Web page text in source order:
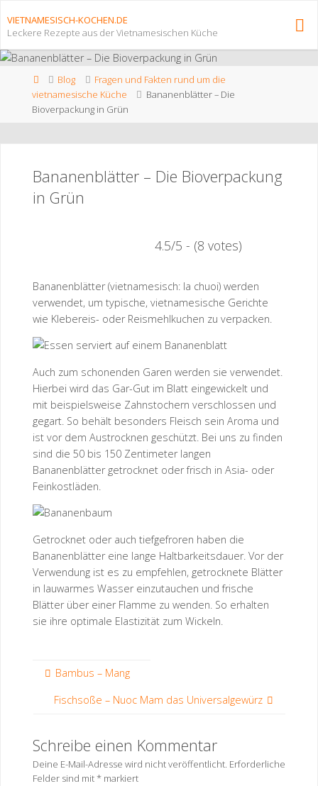
Inhalt
springen
VIETNAMESISCH-KOCHEN.DE
Leckere Rezepte aus der Vietnamesischen Küche
StartBlog
Fragen und Fakten rund um die
vietnamesische Küche
Bananenblätter – Die
Bioverpackung in Grün
Bananenblätter – Die Bioverpackung
in Grün
4.5/5 - (8 votes)
Bananenblätter (vietnamesisch: la chuoi) werden
verwendet, um typische, vietnamesische Gerichte
wie Klebereis- oder Reismehlkuchen zu verpacken.
Auch zum schonenden Garen werden sie verwendet.
Hierbei wird das Gar-Gut im Blatt eingewickelt und
mit beispielsweise Zahnstochern verschlossen und
gegart. So behält besonders Fleisch sein Aroma und
ist vor dem Austrocknen geschützt. Bei uns zu finden
sind die 50 bis 150 Zentimeter langen
Bananenblätter getrocknet oder frisch in Asia- oder
Feinkostläden.
Getrocknet oder auch tiefgefroren haben die
Bananenblätter eine lange Haltbarkeitsdauer. Vor der
Verwendung ist es zu empfehlen, getrocknete Blätter
in lauwarmes Wasser einzutauchen und frische
Blätter über einer Flamme zu wenden. So erhalten
sie ihre optimale Elastizität zum Wickeln.
Bambus – Mang
Fischsoße – Nuoc Mam das Universalgewürz
Schreibe einen Kommentar
Deine E-Mail-Adresse wird nicht veröffentlicht. Erforderliche
Felder sind mit*markiert